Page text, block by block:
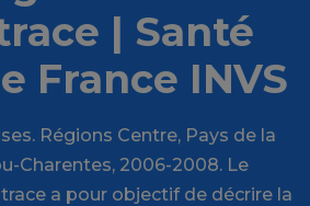
| Santé
France INVS
Régions Centre, Pays de la
Charentes, 2006-2008. Le
a pour objectif de décrire la